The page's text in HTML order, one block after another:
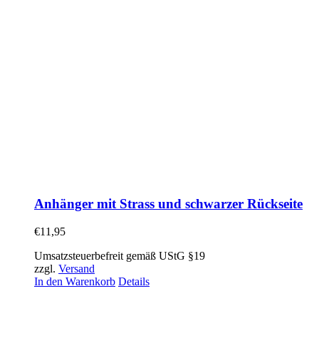
Anhänger mit Strass und schwarzer Rückseite
€11,95
Umsatzsteuerbefreit gemäß UStG §19
zzgl. Versand
In den Warenkorb Details